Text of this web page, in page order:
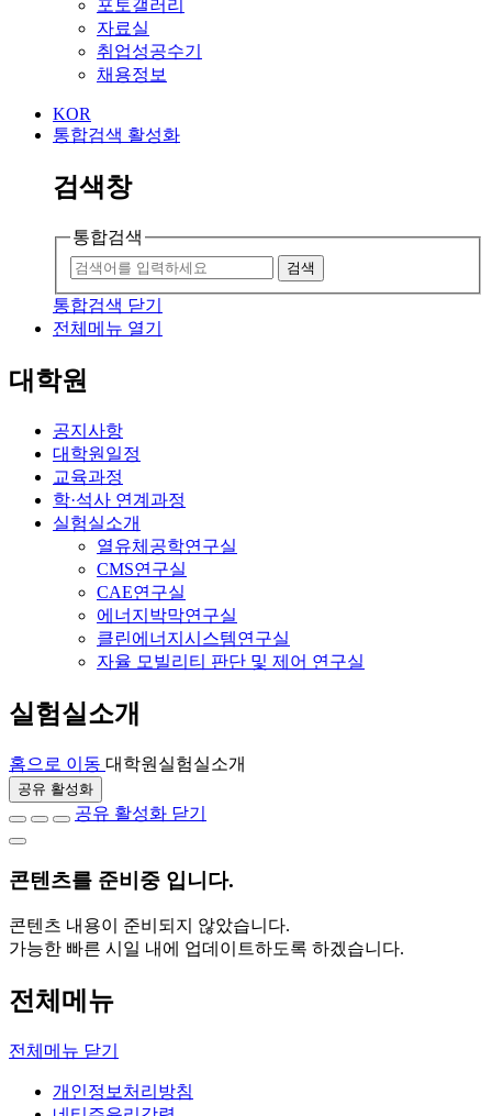
포토갤러리
자료실
취업성공수기
채용정보
KOR
통합검색 활성화
검색창
통합검색
검색
통합검색 닫기
전체메뉴 열기
대학원
공지사항
대학원일정
교육과정
학·석사 연계과정
실험실소개
열유체공학연구실
CMS연구실
CAE연구실
에너지박막연구실
클린에너지시스템연구실
자율 모빌리티 판단 및 제어 연구실
실험실소개
홈으로 이동 대학원 실험실소개
공유 활성화
공유 활성화 닫기
콘텐츠를 준비중 입니다.
콘텐츠 내용이 준비되지 않았습니다.
가능한 빠른 시일 내에 업데이트하도록 하겠습니다.
전체메뉴
전체메뉴 닫기
개인정보처리방침